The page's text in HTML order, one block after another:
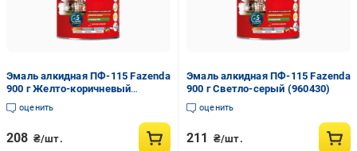
Эмаль алкидная ПФ-115 Fazenda
900 г Желто-коричневый
(960425)
оценить
208 ₴/шт.
Эмаль алкидная ПФ-115 Fazenda
900 г Светло-серый (960430)
оценить
211 ₴/шт.